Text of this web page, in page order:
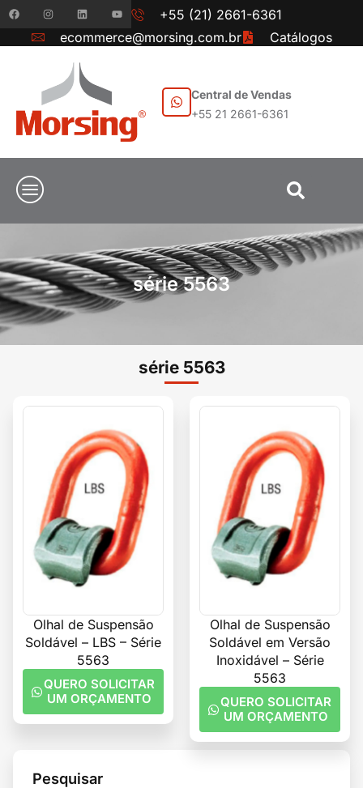
+55 (21) 2661-6361
ecommerce@morsing.com.br
Catálogos
Central de Vendas
+55 21 2661-6361
série 5563
Pesquisar
série 5563
Olhal de Suspensão
Soldável – LBS – Série
5563
QUERO SOLICITAR
UM ORÇAMENTO
Olhal de Suspensão
Soldável em Versão
Inoxidável – Série
5563
QUERO SOLICITAR
UM ORÇAMENTO